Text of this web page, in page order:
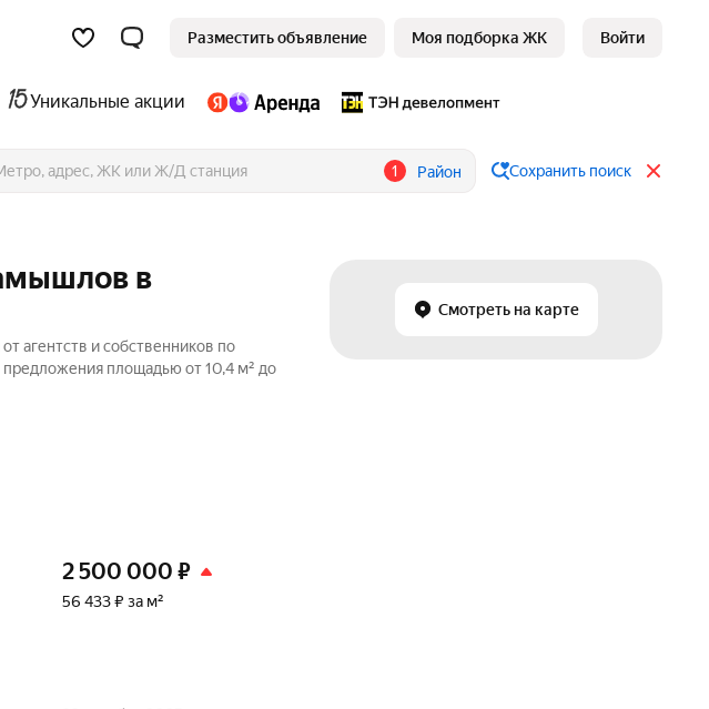
Разместить объявление Моя подборка ЖК Войти
Уникальные акции
1 Район Сохранить поиск
Смотреть на карте
в
агентств и собственников по
площадью от 10,4 м² до
2 500 000 ₽
56 433 ₽ за м²